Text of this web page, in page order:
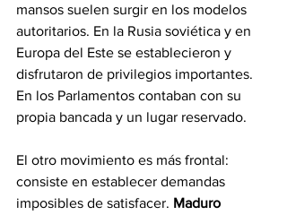
mansos suelen surgir en los modelos
autoritarios. En la Rusia soviética y en
Europa del Este se establecieron y
disfrutaron de privilegios importantes.
En los Parlamentos contaban con su
propia bancada y un lugar reservado.
El otro movimiento es más frontal:
consiste en establecer demandas
imposibles de satisfacer. Maduro